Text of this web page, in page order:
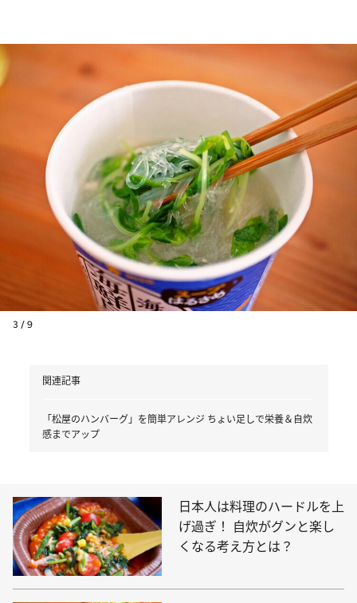
3 / 9
関連記事
「松屋のハンバーグ」を簡単アレンジ ちょい足しで栄養＆自炊
感までアップ
日本人は料理のハードルを上
げ過ぎ！ 自炊がグンと楽し
くなる考え方とは？